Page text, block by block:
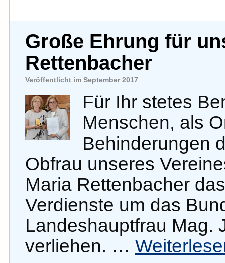
Große Ehrung für
Rettenbacher
Veröffentlicht im September 2017
Für Ihr stetes
Menschen, als
Behinderungen
Obfrau unseres
Maria Rettenbacher
Verdienste um das
Landeshauptfrau Mag.
verliehen. …